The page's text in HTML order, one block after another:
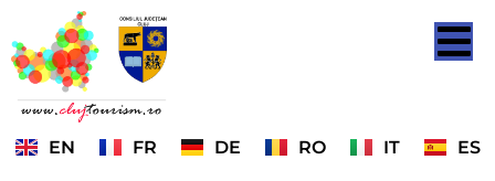
EN FR DE RO IT ES